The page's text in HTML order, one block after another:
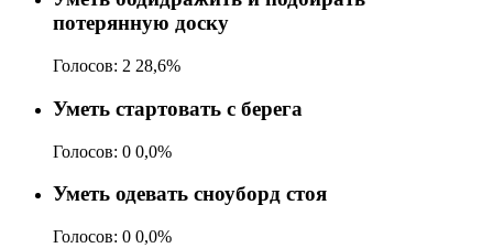
потерянную доску
Голосов: 2 28,6%
Уметь стартовать с берега
Голосов: 0 0,0%
Уметь одевать сноуборд стоя
Голосов: 0 0,0%